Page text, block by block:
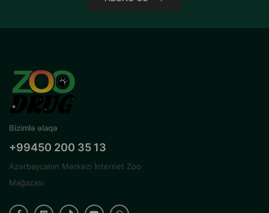
Bizimlə əlaqə
+99450 200 35 13
Azərbaycanın Mərkəzi İnternet Zoo
Mağazası